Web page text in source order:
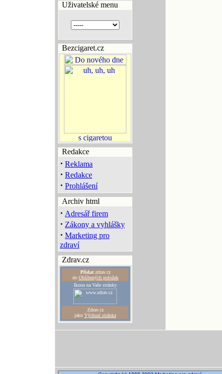
Uživatelské menu
Bezcigaret.cz
Redakce
· Reklama
· Redakce
· Prohlášení
Archiv html
· Adresář firem
· Zákony a vyhlášky
· Marketing pro
zdraví
Zdrav.cz
Přidatzdrav.cz
do Oblíbených položek
Ikona na Vaše stránky
Zdrav.cz
jako Výchozí stránka